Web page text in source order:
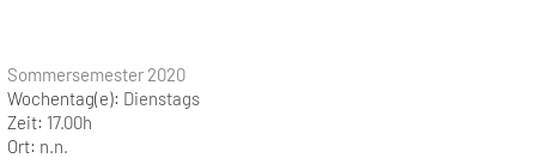
Sommersemester 2020
Wochentag(e): Dienstags
Zeit: 17.00h
Ort: n.n.